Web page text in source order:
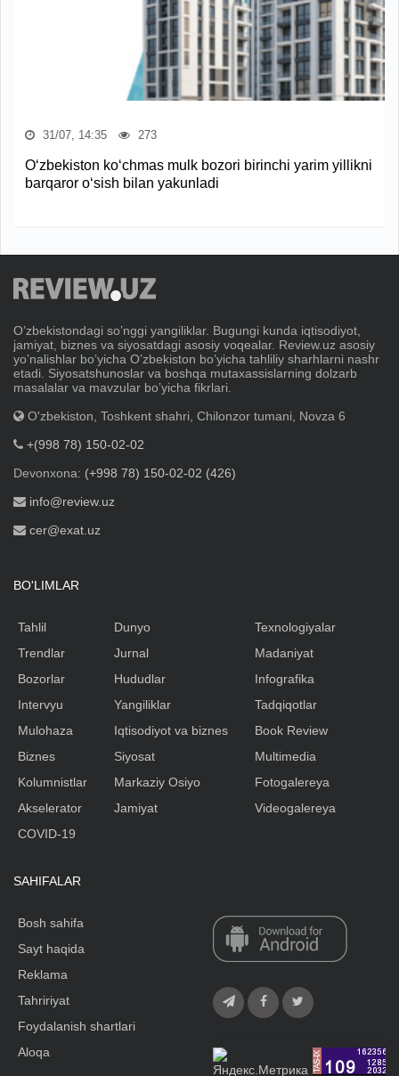
31/07, 14:35 273
O‘zbekiston ko‘chmas mulk bozori birinchi yarim yillikni
barqaror o‘sish bilan yakunladi
Oʼzbekistondagi soʼnggi yangiliklar. Bugungi kunda iqtisodiyot,
jamiyat, biznes va siyosatdagi asosiy voqealar. Review.uz asosiy
yoʼnalishlar boʼyicha Oʼzbekiston boʼyicha tahliliy sharhlarni nashr
etadi. Siyosatshunoslar va boshqa mutaxassislarning dolzarb
masalalar va mavzular boʼyicha fikrlari.
O'zbekiston, Toshkent shahri, Chilonzor tumani, Novza 6
+(998 78) 150-02-02
Devonxona: (+998 78) 150-02-02 (426)
info@review.uz
cer@exat.uz
BO'LIMLAR
Tahlil
Trendlar
Bozorlar
Intervyu
Mulohaza
Biznes
Kolumnistlar
Akselerator
Dunyo
Jurnal
Hududlar
Yangiliklar
Iqtisodiyot va biznes
Siyosat
Markaziy Osiyo
Jamiyat
Texnologiyalar
Madaniyat
Infografika
Tadqiqotlar
Book Review
Multimedia
Fotogalereya
Videogalereya
COVID-19
SAHIFALAR
Bosh sahifa
Sayt haqida
Reklama
Tahririyat
Foydalanish shartlari
Aloqa